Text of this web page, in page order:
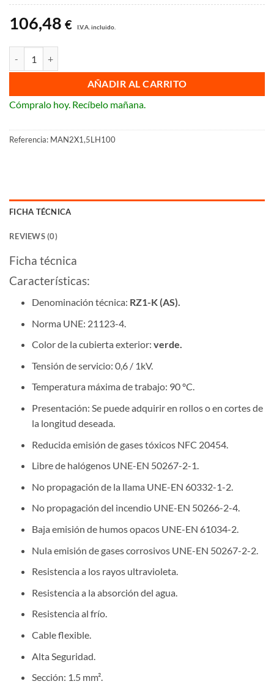
hasta
106,48 € I.V.A. incluido.
AÑADIR AL CARRITO
Cómpralo hoy. Recíbelo mañana.
Referencia: MAN2X1,5LH100
FICHA TÉCNICA
REVIEWS (0)
Ficha técnica
Características:
Denominación técnica: RZ1-K (AS).
Norma UNE: 21123-4.
Color de la cubierta exterior: verde.
Tensión de servicio: 0,6 / 1kV.
Temperatura máxima de trabajo: 90 ºC.
Presentación: Se puede adquirir en rollos o en cortes de
la longitud deseada.
Reducida emisión de gases tóxicos NFC 20454.
Libre de halógenos UNE-EN 50267-2-1.
No propagación de la llama UNE-EN 60332-1-2.
No propagación del incendio UNE-EN 50266-2-4.
Baja emisión de humos opacos UNE-EN 61034-2.
Nula emisión de gases corrosivos UNE-EN 50267-2-2.
Resistencia a los rayos ultravioleta.
Resistencia a la absorción del agua.
Resistencia al frío.
Cable flexible.
Alta Seguridad.
Sección: 1.5 mm².